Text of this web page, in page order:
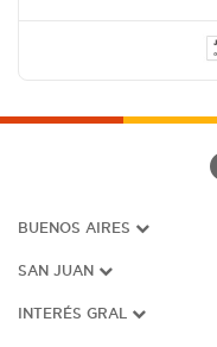
BUENOS AIRES
SAN JUAN
INTERÉS GRAL